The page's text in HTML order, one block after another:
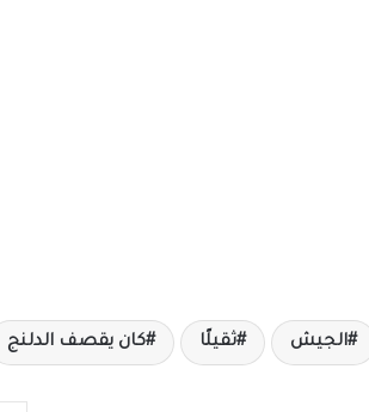
الجيش ثقيلًا كان يقصف الدلنج